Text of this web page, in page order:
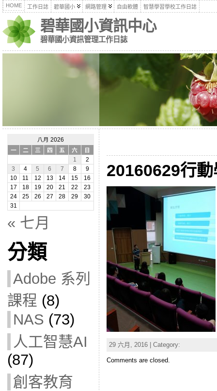
HOME 工作日誌 碧華國小 網路管理 自由軟體 智慧學習學校工作日誌
碧華國小資訊中心
碧華國小資訊管理工作日誌
八月 2026
一
二 三 四 五 六
日
1
2
3
4 5 6 7 8
9
10
11 12 13 14 15
16
17
18 19 20 21 22
23
24
25 26 27 28 29
30
31
« 七月
分類
Adobe 系列
課程 (8)
NAS (73)
人工智慧AI
(87)
創客教育
20160629行
29 六月, 2016 | Category:
Comments are closed.